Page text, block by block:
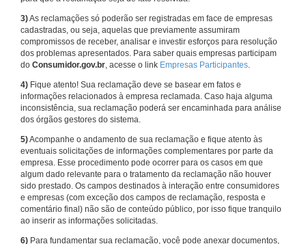
3)As reclamações só poderão ser registradas em face de empresas
cadastradas, ou seja, aquelas que previamente assumiram
compromissos de receber, analisar e investir esforços para resolução
dos problemas apresentados. Para saber quais empresas participam
do Consumidor.gov.br, acesse o link Empresas Participantes.
4) Fique atento! Sua reclamação deve se basear em fatos e
informações relacionados à empresa reclamada. Caso haja alguma
inconsistência, sua reclamação poderá ser encaminhada para análise
dos órgãos gestores do sistema.
5)Acompanhe o andamento de sua reclamação e fique atento às
eventuais solicitações de informações complementares por parte da
empresa. Esse procedimento pode ocorrer para os casos em que
algum dado relevante para o tratamento da reclamação não houver
sido prestado. Os campos destinados à interação entre consumidores
e empresas (com exceção dos campos de reclamação, resposta e
comentário final) não são de conteúdo público, por isso fique tranquilo
ao inserir as informações solicitadas.
6) Para fundamentar sua reclamação, você pode anexar documentos,